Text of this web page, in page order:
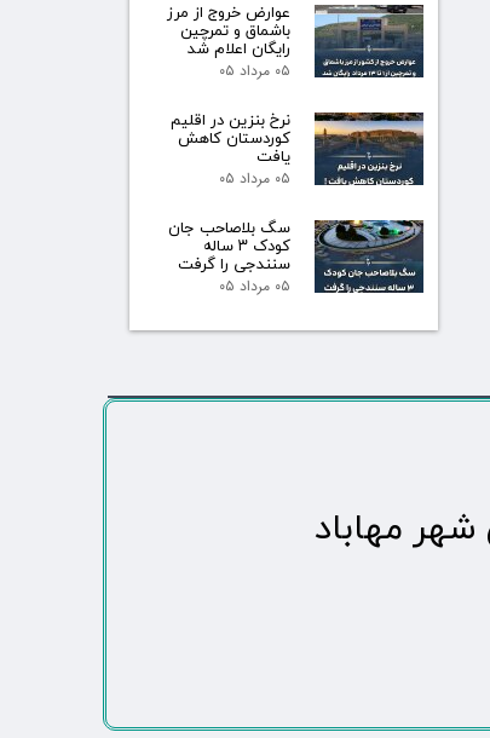
عوارض خروج از مرز
باشماق و تمرچین
رایگان اعلام شد
۰۵ مرداد ۰۵
نرخ بنزین در اقلیم
کوردستان کاهش
یافت
۰۵ مرداد ۰۵
سگ بلاصاحب جان
کودک ۳ ساله
سنندجی را گرفت
۰۵ مرداد ۰۵